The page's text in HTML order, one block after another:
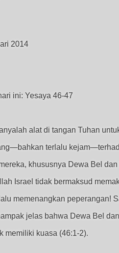
2014
ini: Yesaya 46-47
alat di tangan Tuhan
terlalu
khususnya Dewa Bel
Israel tidak bermaksud
memenangkan peperangan!
jelas bahwa Dewa Bel
memiliki kuasa (46:1-2).